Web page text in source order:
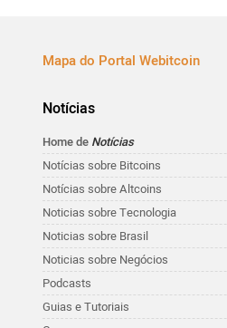
Mapa do Portal Webitcoin
Notícias
Home de Notícias
Notícias sobre Bitcoins
Notícias sobre Altcoins
Noticias sobre Tecnologia
Noticias sobre Brasil
Noticias sobre Negócios
Podcasts
Guias e Tutoriais